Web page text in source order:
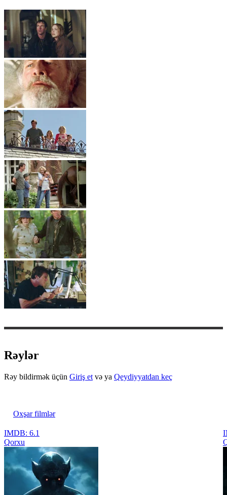
Rəylər
Rəy bildirmək üçün Giriş et və ya Qeydiyyatdan keç
Oxşar filmlər
IMDB: 6.1
Qorxu